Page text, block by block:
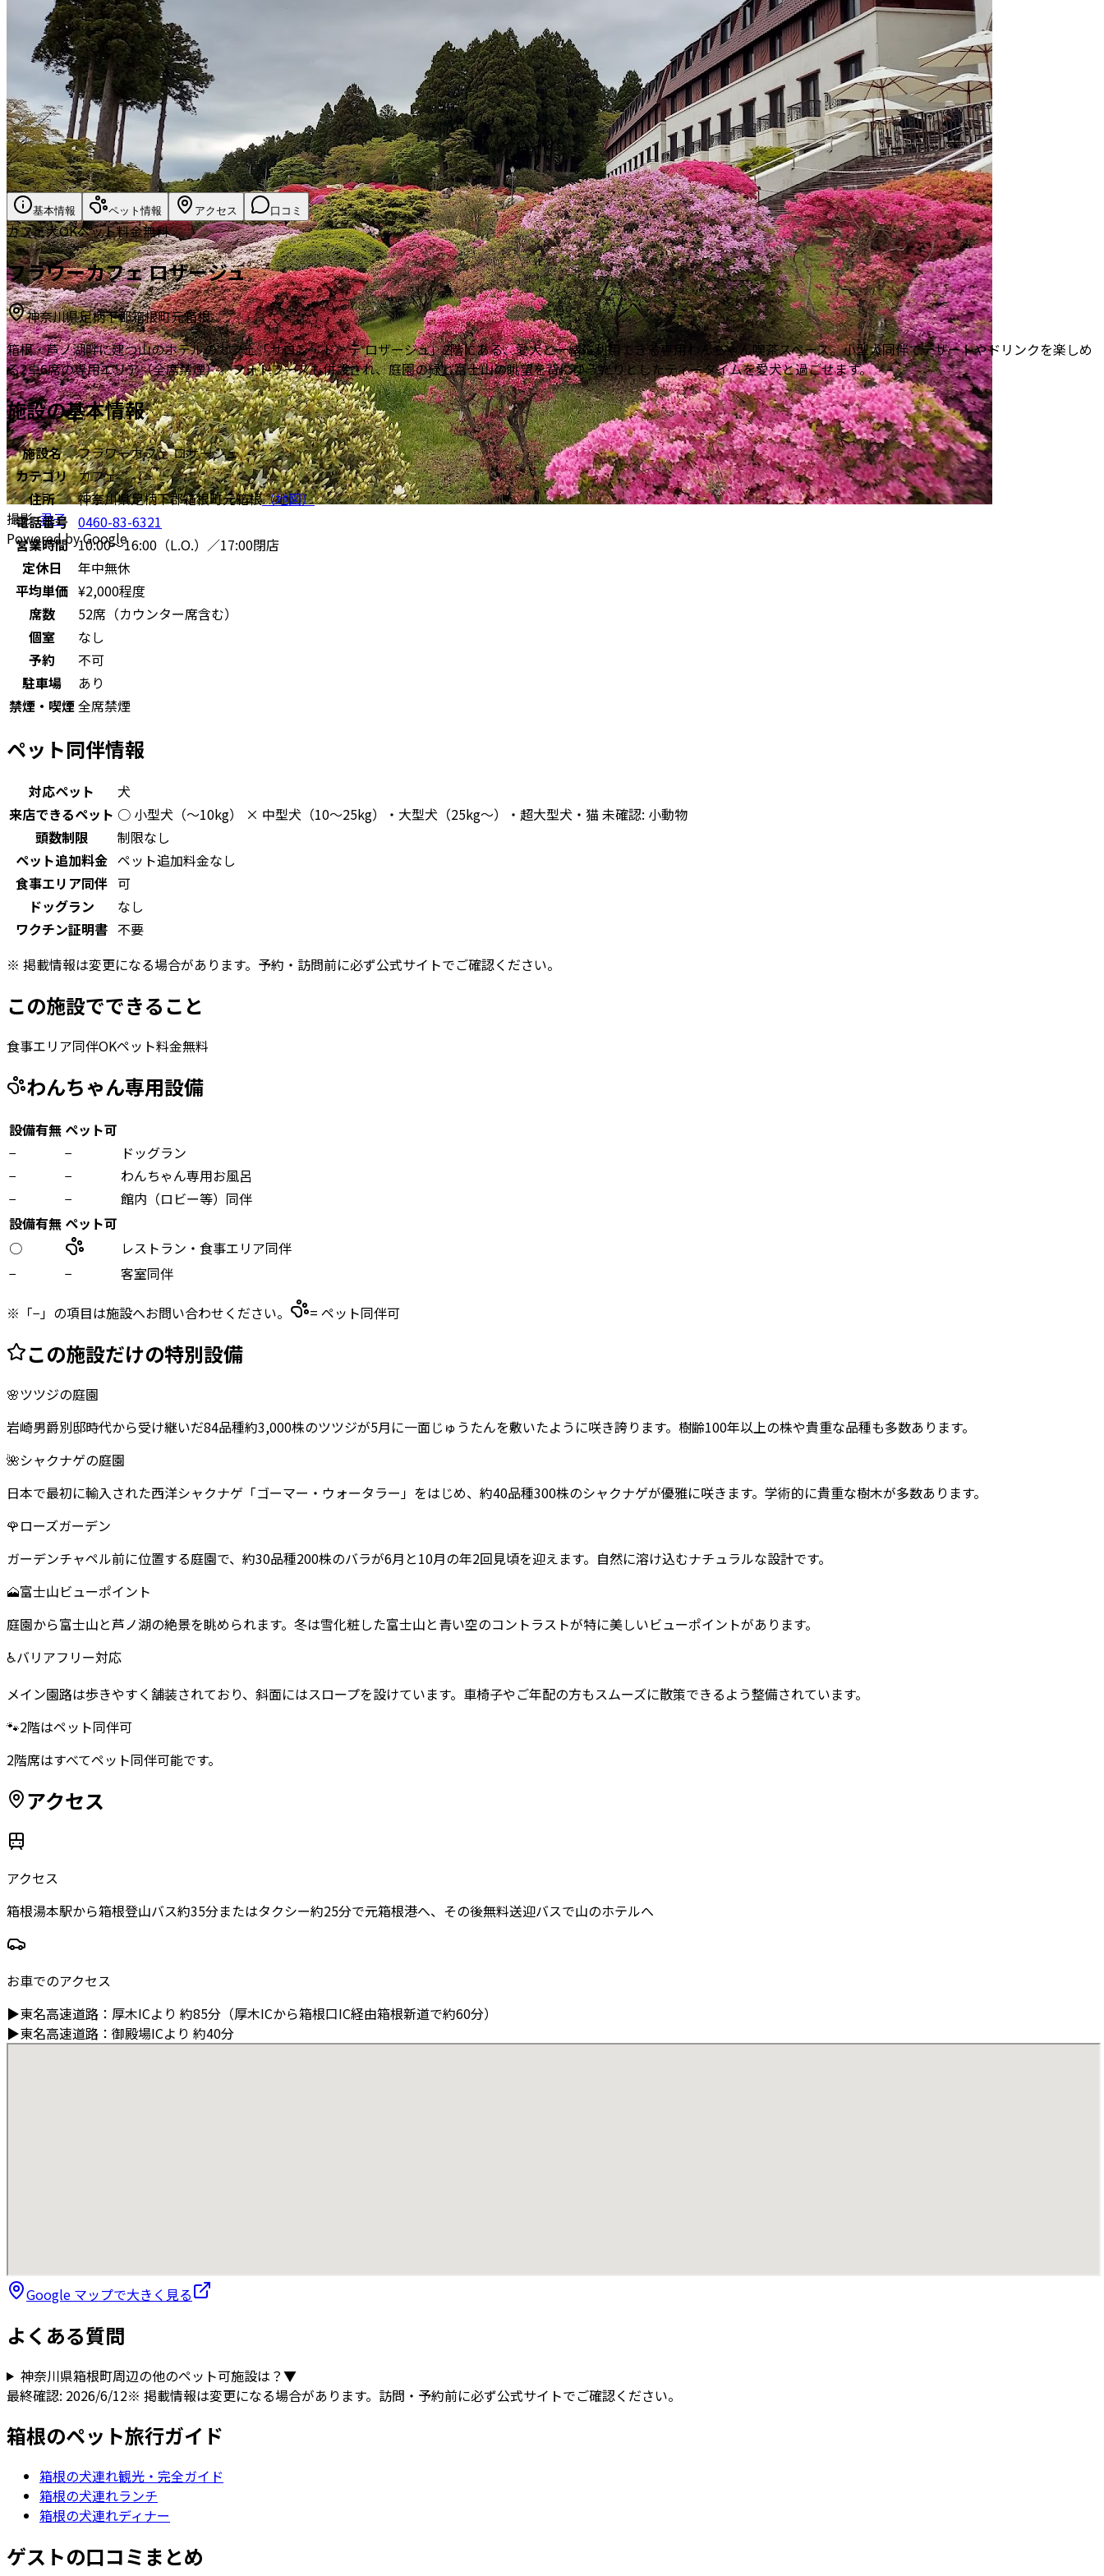
撮影:君子
Powered by Google
基本情報 ペット情報 アクセス 口コミ
カフェ犬OKペット料金無料
フラワーカフェ ロザージュ
神奈川県足柄下郡箱根町元箱根
箱根・芦ノ湖畔に建つ山のホテルのカフェ「サロン・ド・テ ロザージュ」2階にある、愛犬と一緒に利用できる専用わんちゃん喫茶スペース。小型犬同伴でデザートやドリンクを楽しめ
る2卓6席の専用エリア（全席禁煙）。フォトブースも併設され、庭園の緑と富士山の眺望を背にゆったりとしたティータイムを愛犬と過ごせます。
施設の基本情報
施設名
フラワーカフェ ロザージュ
カテゴリ カフェ
住所
神奈川県足柄下郡箱根町元箱根（地図）
電話番号 0460-83-6321
営業時間 10:00〜16:00（L.O.）／17:00閉店
定休日
年中無休
平均単価 ¥2,000程度
席数
52席（カウンター席含む）
個室
なし
予約
不可
駐車場
あり
禁煙・喫煙全席禁煙
ペット同伴情報
対応ペット
犬
来店できるペット ○ 小型犬（〜10kg） × 中型犬（10〜25kg）・大型犬（25kg〜）・超大型犬・猫 未確認: 小動物
頭数制限
制限なし
ペット追加料金 ペット追加料金なし
食事エリア同伴 可
ドッグラン
なし
ワクチン証明書 不要
※ 掲載情報は変更になる場合があります。予約・訪問前に必ず公式サイトでご確認ください。
この施設でできること
食事エリア同伴OKペット料金無料
わんちゃん専用設備
設備有無 ペット可
−
−
ドッグラン
−
−
わんちゃん専用お風呂
−
−
館内（ロビー等）同伴
設備有無 ペット可
○
レストラン・食事エリア同伴
−
−
客室同伴
※「−」の項目は施設へお問い合わせください。
= ペット同伴可
この施設だけの特別設備
🌸ツツジの庭園
岩崎男爵別邸時代から受け継いだ84品種約3,000株のツツジが5月に一面じゅうたんを敷いたように咲き誇ります。樹齢100年以上の株や貴重な品種も多数あります。
🌺シャクナゲの庭園
日本で最初に輸入された西洋シャクナゲ「ゴーマー・ウォータラー」をはじめ、約40品種300株のシャクナゲが優雅に咲きます。学術的に貴重な樹木が多数あります。
🌹ローズガーデン
ガーデンチャペル前に位置する庭園で、約30品種200株のバラが6月と10月の年2回見頃を迎えます。自然に溶け込むナチュラルな設計です。
🗻富士山ビューポイント
庭園から富士山と芦ノ湖の絶景を眺められます。冬は雪化粧した富士山と青い空のコントラストが特に美しいビューポイントがあります。
♿バリアフリー対応
メイン園路は歩きやすく舗装されており、斜面にはスロープを設けています。車椅子やご年配の方もスムーズに散策できるよう整備されています。
🐾2階はペット同伴可
2階席はすべてペット同伴可能です。
アクセス
アクセス
箱根湯本駅から箱根登山バス約35分またはタクシー約25分で元箱根港へ、その後無料送迎バスで山のホテルへ
お車でのアクセス
▶東名高速道路 ： 厚木ICより 約85分（厚木ICから箱根口IC経由箱根新道で約60分）
▶東名高速道路 ： 御殿場ICより 約40分
Google マップで大きく見る
よくある質問
神奈川県箱根町周辺の他のペット可施設は？▼
最終確認: 2026/6/12※ 掲載情報は変更になる場合があります。訪問・予約前に必ず公式サイトでご確認ください。
箱根のペット旅行ガイド
箱根の犬連れ観光・完全ガイド
箱根の犬連れランチ
箱根の犬連れディナー
ゲストの口コミまとめ